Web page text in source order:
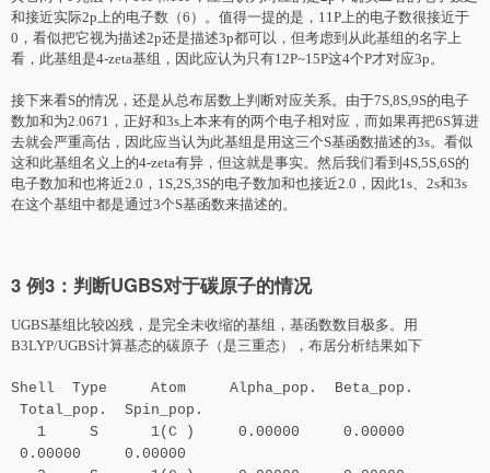
和接近实际2p上的电子数（6）。值得一提的是，11P上的电子数很接近于
0，看似把它视为描述2p还是描述3p都可以，但考虑到从此基组的名字上
看，此基组是4-zeta基组，因此应认为只有12P~15P这4个P才对应3p。
接下来看S的情况，还是从总布居数上判断对应关系。由于7S,8S,9S的电子
数加和为2.0671，正好和3s上本来有的两个电子相对应，而如果再把6S算进
去就会严重高估，因此应当认为此基组是用这三个S基函数描述的3s。看似
这和此基组名义上的4-zeta有异，但这就是事实。然后我们看到4S,5S,6S的
电子数加和也将近2.0，1S,2S,3S的电子数加和也接近2.0，因此1s、2s和3s
在这个基组中都是通过3个S基函数来描述的。
3 例3：判断UGBS对于碳原子的情况
UGBS基组比较凶残，是完全未收缩的基组，基函数数目极多。用
B3LYP/UGBS计算基态的碳原子（是三重态），布居分析结果如下
Shell Type Atom Alpha_pop. Beta_pop.
Total_pop. Spin_pop.
1 S 1(C ) 0.00000 0.00000
0.00000 0.00000